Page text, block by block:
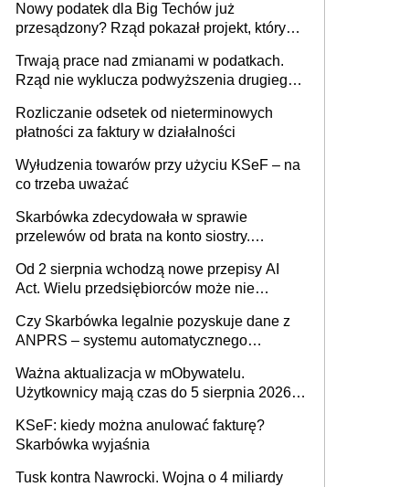
Nowy podatek dla Big Techów już
przesądzony? Rząd pokazał projekt, który
Trwają prace nad zmianami w podatkach.
Rząd nie wyklucza podwyższenia drugiego
Rozliczanie odsetek od nieterminowych
płatności za faktury w działalności
Wyłudzenia towarów przy użyciu KSeF – na
co trzeba uważać
Skarbówka zdecydowała w sprawie
przelewów od brata na konto siostry.
darowizna, ale podatku jednak nie będzie
Od 2 sierpnia wchodzą nowe przepisy AI
Act. Wielu przedsiębiorców może nie
Czy Skarbówka legalnie pozyskuje dane z
ANPRS – systemu automatycznego
pojazdów z kamer drogowych?
Ważna aktualizacja w mObywatelu.
Użytkownicy mają czas do 5 sierpnia 2026
KSeF: kiedy można anulować fakturę?
Skarbówka wyjaśnia
Tusk kontra Nawrocki. Wojna o 4 miliardy